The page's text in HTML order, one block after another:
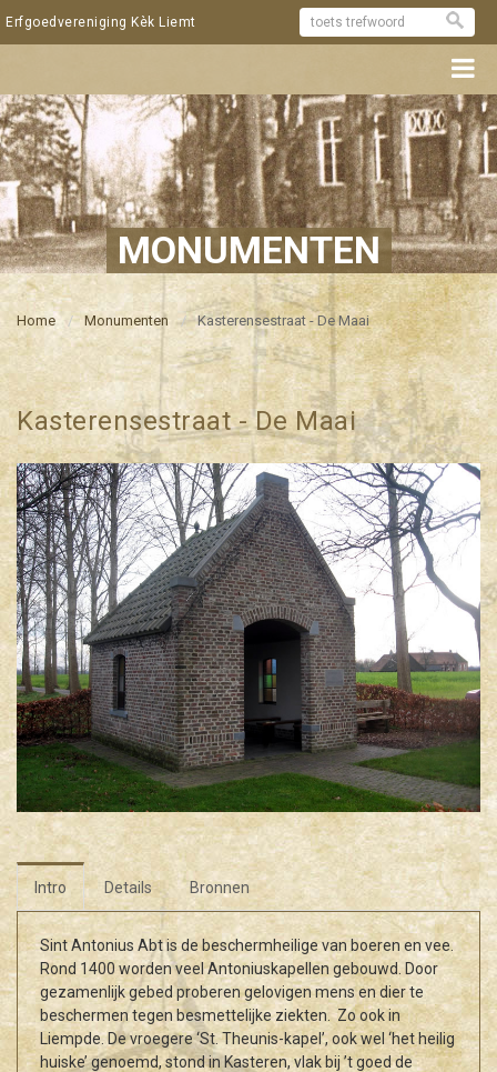
Erfgoedvereniging Kèk Liemt
MONUMENTEN
Home Monumenten Kasterensestraat - De Maai
Kasterensestraat - De Maai
Intro Details Bronnen
Sint Antonius Abt is de beschermheilige van boeren en vee.
Rond 1400 worden veel Antoniuskapellen gebouwd. Door
gezamenlijk gebed proberen gelovigen mens en dier te
beschermen tegen besmettelijke ziekten. Zo ook in
Liempde. De vroegere ‘St. Theunis-kapel’, ook wel ‘het heilig
huiske’ genoemd, stond in Kasteren, vlak bij ’t goed de